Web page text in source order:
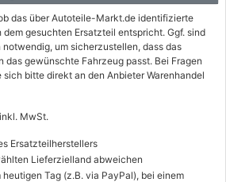
das über Autoteile-Markt.de identifizierte
gesuchten Ersatzteil entspricht. Ggf. sind
um sicherzustellen, dass das
das gewünschte Fahrzeug passt. Bei Fragen
bitte direkt an den Anbieter Warenhandel
MwSt.
Ersatzteilherstellers
Lieferzielland abweichen
Tag (z.B. via PayPal), bei einem